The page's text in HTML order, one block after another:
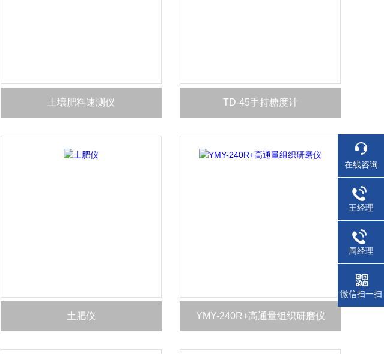
土壤肥料速测仪 TD-45手持糖度计
土肥仪 YMY-240R+高通量组织研磨仪
在线咨询
王经理
周经理
微信扫一扫